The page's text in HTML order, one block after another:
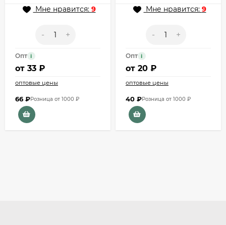
Мне нравится: 9
- +
Опт i
от 33 ₽
оптовые цены
66 ₽Розница от 1000 ₽
Мне нравится: 9
- +
Опт i
от 20 ₽
оптовые цены
40 ₽Розница от 1000 ₽